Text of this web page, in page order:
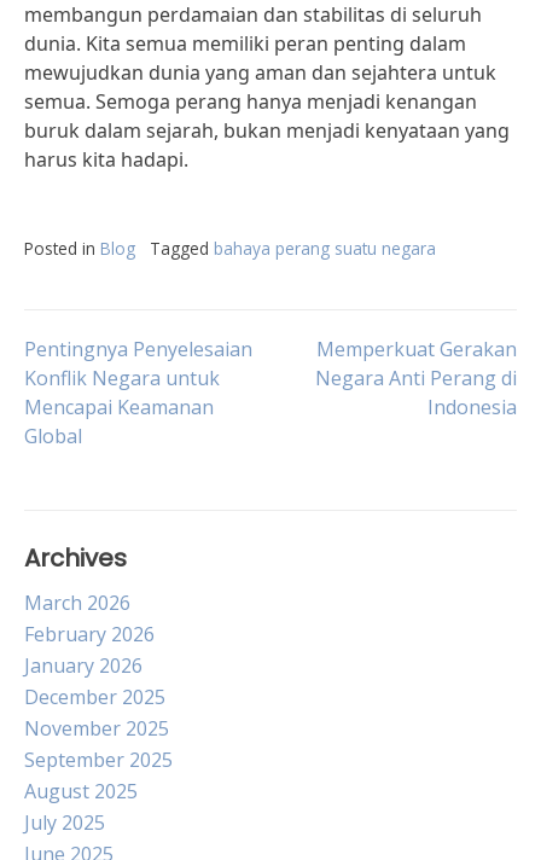
membangun perdamaian dan stabilitas di seluruh
dunia. Kita semua memiliki peran penting dalam
mewujudkan dunia yang aman dan sejahtera untuk
semua. Semoga perang hanya menjadi kenangan
buruk dalam sejarah, bukan menjadi kenyataan yang
harus kita hadapi.
Posted in Blog Tagged bahaya perang suatu negara
Post
navigation
Pentingnya Penyelesaian
Konflik Negara untuk
Mencapai Keamanan
Global
Memperkuat Gerakan
Negara Anti Perang di
Indonesia
Archives
March 2026
February 2026
January 2026
December 2025
November 2025
September 2025
August 2025
July 2025
June 2025